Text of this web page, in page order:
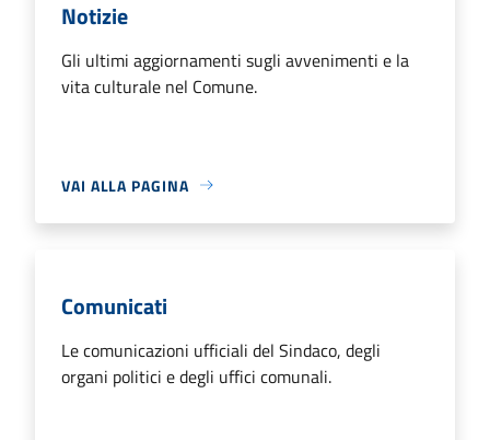
Notizie
Gli ultimi aggiornamenti sugli avvenimenti e la
vita culturale nel Comune.
VAI ALLA PAGINA
Comunicati
Le comunicazioni ufficiali del Sindaco, degli
organi politici e degli uffici comunali.